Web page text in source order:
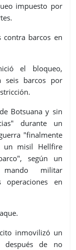
impuesto por
contra barcos en
el bloqueo,
seis barcos por
Botsuana y sin
durante un
"finalmente
un misil Hellfire
según un
militar
operaciones en
inmovilizó un
después de no